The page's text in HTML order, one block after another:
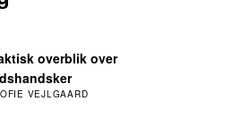
overblik over
VEJLGAARD